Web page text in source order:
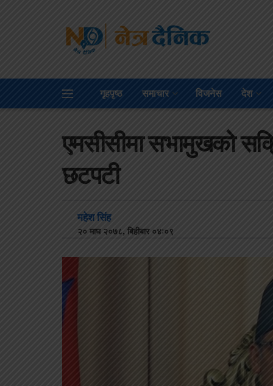
गृहपृष्ठ समाचार विजनेस देश
एमसीसीमा सभामुखको
छटपटी
महेश सिंह
२० माघ २०७८, बिहीबार ०४:०९